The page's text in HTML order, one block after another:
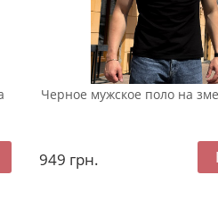
Черное мужское поло на
949 грн.